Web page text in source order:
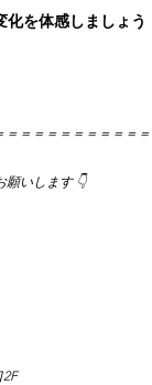
化を体感しましょう
＝＝＝＝＝＝＝＝＝
願いします 👇